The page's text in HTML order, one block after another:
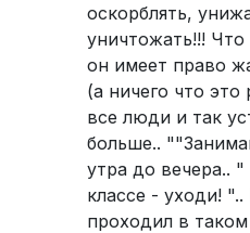
оскорблять,
уничтожать!!!
он имеет право
(а ничего что это
все люди и так
больше..
утра до вечера..
классе - уходи!
проходил в